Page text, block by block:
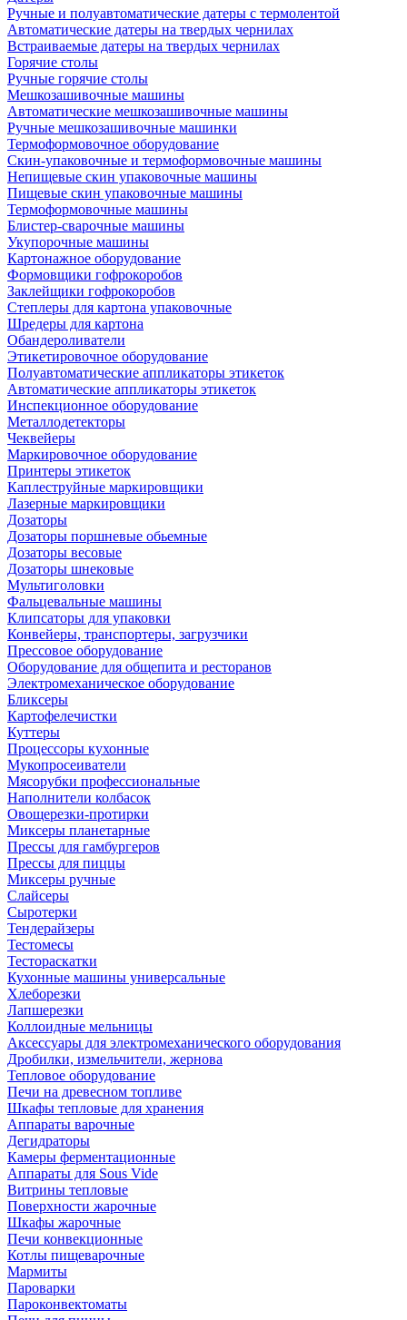
Ручные и полуавтоматические датеры с термолентой
Автоматические датеры на твердых чернилах
Встраиваемые датеры на твердых чернилах
Горячие столы
Ручные горячие столы
Мешкозашивочные машины
Автоматические мешкозашивочные машины
Ручные мешкозашивочные машинки
Термоформовочное оборудование
Скин-упаковочные и термоформовочные машины
Непищевые скин упаковочные машины
Пищевые скин упаковочные машины
Термоформовочные машины
Блистер-сварочные машины
Укупорочные машины
Картонажное оборудование
Формовщики гофрокоробов
Заклейщики гофрокоробов
Степлеры для картона упаковочные
Шредеры для картона
Обандероливатели
Этикетировочное оборудование
Полуавтоматические аппликаторы этикеток
Автоматические аппликаторы этикеток
Инспекционное оборудование
Металлодетекторы
Чеквейеры
Маркировочное оборудование
Принтеры этикеток
Каплеструйные маркировщики
Лазерные маркировщики
Дозаторы
Дозаторы поршневые обьемные
Дозаторы весовые
Дозаторы шнековые
Мультиголовки
Фальцевальные машины
Клипсаторы для упаковки
Конвейеры, транспортеры, загрузчики
Прессовое оборудование
Оборудование для общепита и ресторанов
Электромеханическое оборудование
Бликсеры
Картофелечистки
Куттеры
Процессоры кухонные
Мукопросеиватели
Мясорубки профессиональные
Наполнители колбасок
Овощерезки-протирки
Миксеры планетарные
Прессы для гамбургеров
Прессы для пиццы
Миксеры ручные
Слайсеры
Сыротерки
Тендерайзеры
Тестомесы
Тестораскатки
Кухонные машины универсальные
Хлеборезки
Лапшерезки
Коллоидные мельницы
Аксессуары для электромеханического оборудования
Дробилки, измельчители, жернова
Тепловое оборудование
Печи на древесном топливе
Шкафы тепловые для хранения
Аппараты варочные
Дегидраторы
Камеры ферментационные
Аппараты для Sous Vide
Витрины тепловые
Поверхности жарочные
Шкафы жарочные
Печи конвекционные
Котлы пищеварочные
Мармиты
Пароварки
Пароконвектоматы